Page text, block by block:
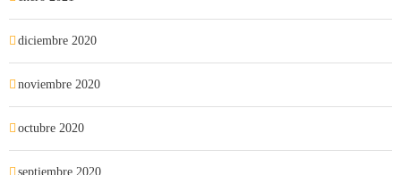
diciembre 2020
noviembre 2020
octubre 2020
septiembre 2020